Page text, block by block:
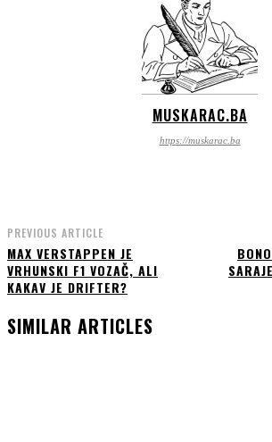
MUSKARAC.BA
https://muskarac.ba
PREVIOUS ARTICLE
MAX VERSTAPPEN JE
VRHUNSKI F1 VOZAČ, ALI
KAKAV JE DRIFTER?
SIMILAR ARTICLES